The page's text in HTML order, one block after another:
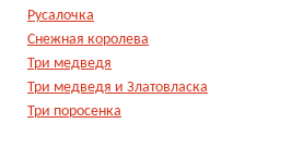
Русалочка
Снежная королева
Три медведя
Три медведя и Златовласка
Три поросенка